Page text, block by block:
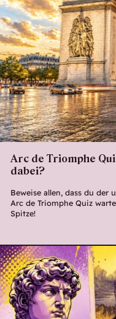
Arc de Triomphe
dabei?
Beweise allen, dass du der
Arc de Triomphe Quiz
Spitze!